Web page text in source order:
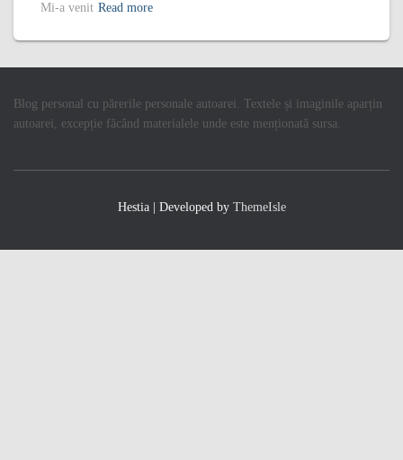
Mi-a venit Read more
Blog personal cu părerile personale autoarei. Textele și imaginile aparțin
autoarei, excepție făcând materialele unde este menționată sursa.
Hestia | Developed by ThemeIsle